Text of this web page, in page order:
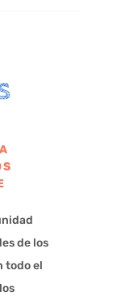
de los
todo el